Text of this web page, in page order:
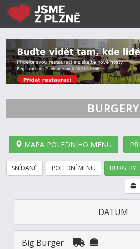
BURGERY
MAPA POLEDNÍHO MENU
SNÍDANĚ POLEDNÍ MENU BURGERY
DATUM
Big Burger